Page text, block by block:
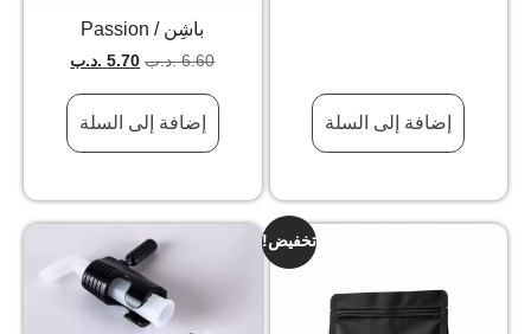
إضافة إلى السلة
باشِن / Passion
6.60 .د.ب 5.70 .د.ب
إضافة إلى السلة
تخفيض!